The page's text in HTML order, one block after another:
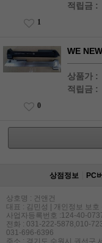
적립금 :
1
WE
상품가 :
적립금 :
0
상점정보 PC
상호명 : 건앤건
대표 : 김민성 | 개인정보 보호
사업자등록번호 :124-40-
전화 : 031-222-5878,010-
031-696-6396
주소 : 경기도 수원시 권선구